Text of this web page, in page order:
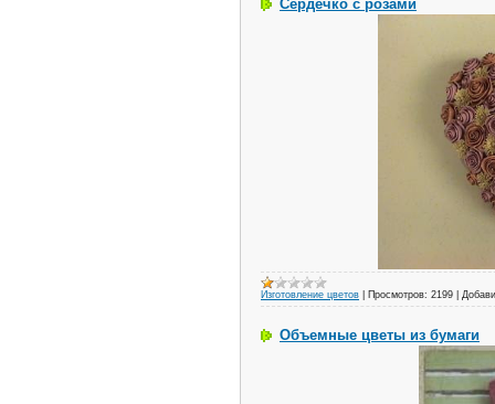
Сердечко с розами
Изготовление цветов Просмотров: 2199
Объемные цветы из бумаги